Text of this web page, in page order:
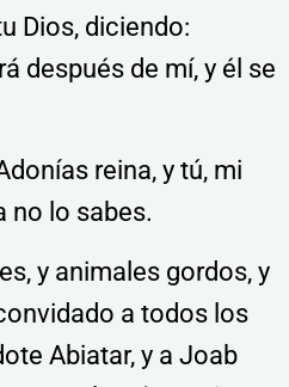
Dios, diciendo:
después de mí, y él se
reina, y tú, mi
no lo sabes.
y animales gordos, y
a todos los
Abiatar, y a Joab